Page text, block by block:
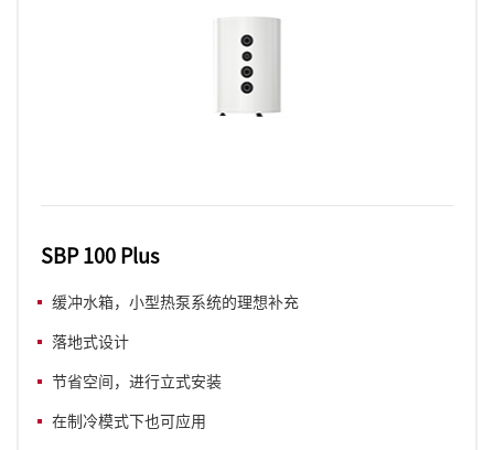
SBP 100 Plus
缓冲水箱，小型热泵系统的理想补充
落地式设计
节省空间，进行立式安装
在制冷模式下也可应用